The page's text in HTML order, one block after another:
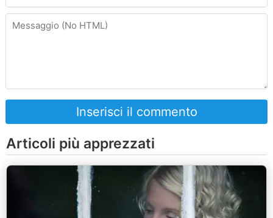
Inserisci il commento
Articoli più apprezzati